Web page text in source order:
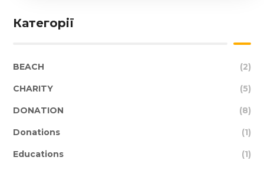
Категорії
BEACH (2)
CHARITY (5)
DONATION (8)
Donations (1)
Educations (1)